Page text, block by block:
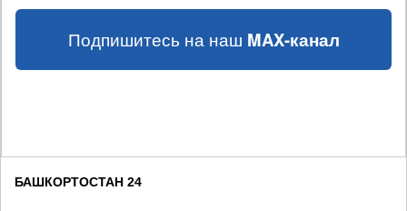
Подпишитесь на наш MAX-канал
БАШКОРТОСТАН 24